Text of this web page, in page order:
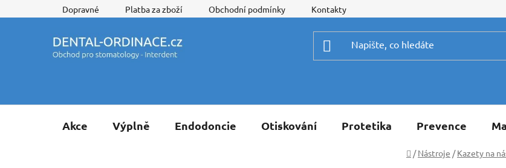
na
Dopravné Platba za zboží Obchodní podmínky Kontakty
Akce Výplně Endodoncie Otiskování Protetika Prevence
Domů
/ Nástroje / Kazety na